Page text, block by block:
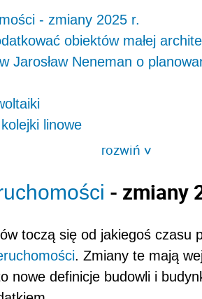
- zmiany 2025 r.
obiektów małej
Jarosław Neneman o
linowe
rozwiń>
- zmiany
toczą się od jakiegoś czasu
. Zmiany te mają
nowe definicje budowli i